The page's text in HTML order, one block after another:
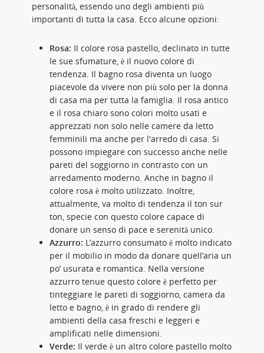
personalità, essendo uno degli ambienti più
importanti di tutta la casa. Ecco alcune opzioni:
Rosa: Il colore rosa pastello, declinato in tutte
le sue sfumature, è il nuovo colore di
tendenza. Il bagno rosa diventa un luogo
piacevole da vivere non più solo per la donna
di casa ma per tutta la famiglia. Il rosa antico
e il rosa chiaro sono colori molto usati e
apprezzati non solo nelle camere da letto
femminili ma anche per l'arredo di casa. Si
possono impiegare con successo anche nelle
pareti del soggiorno in contrasto con un
arredamento moderno. Anche in bagno il
colore rosa è molto utilizzato. Inoltre,
attualmente, va molto di tendenza il ton sur
ton, specie con questo colore capace di
donare un senso di pace e serenità unico.
Azzurro: L’azzurro consumato è molto indicato
per il mobilio in modo da donare quell’aria un
po’ usurata e romantica. Nella versione
azzurro tenue questo colore è perfetto per
tinteggiare le pareti di soggiorno, camera da
letto e bagno, è in grado di rendere gli
ambienti della casa freschi e leggeri e
amplificati nelle dimensioni.
Verde: Il verde è un altro colore pastello molto